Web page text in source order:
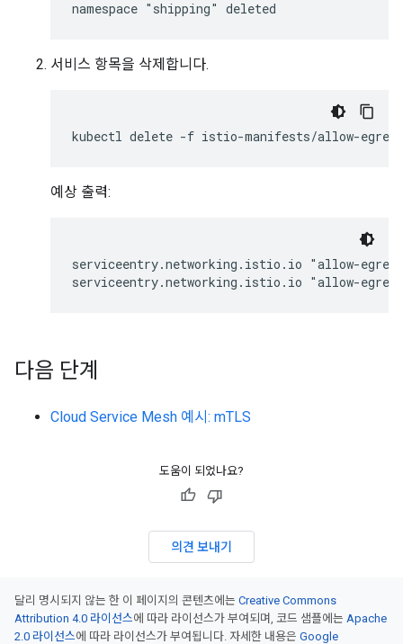
서비스 항목을 삭제합니다.
예상 출력:
serviceentry.networking.istio.io "allow-
다음 단계
Cloud Service Mesh 예시: mTLS
도움이 되었나요?
의견 보내기
달리 명시되지 않는 한 이 페이지의 콘텐츠에는 Creative Commons
Attribution 4.0 라이선스에 따라 라이선스가 부여되며, 코드 샘플에는 Apache
2.0 라이선스에 따라 라이선스가 부여됩니다. 자세한 내용은 Google